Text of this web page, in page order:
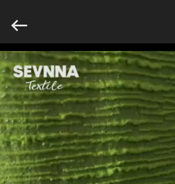
घर
उत्पादों
वीआर
दिखाएँ
TEXTILE.